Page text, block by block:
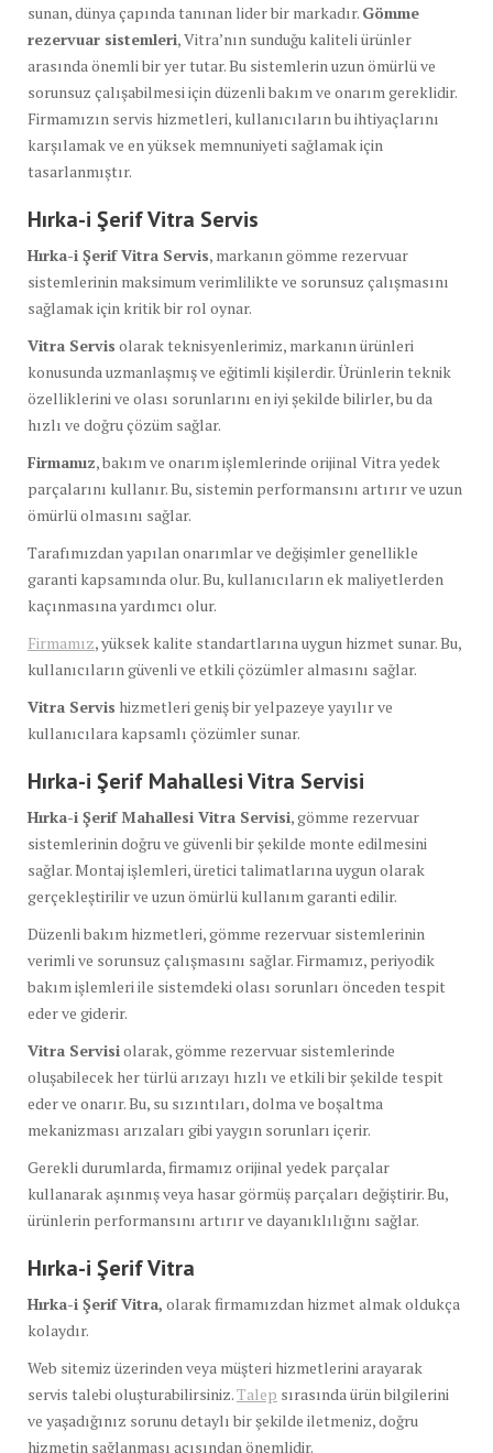
sunan, dünya çapında tanınan lider bir markadır. Gömme
rezervuar sistemleri, Vitra’nın sunduğu kaliteli ürünler
arasında önemli bir yer tutar. Bu sistemlerin uzun ömürlü ve
sorunsuz çalışabilmesi için düzenli bakım ve onarım gereklidir.
Firmamızın servis hizmetleri, kullanıcıların bu ihtiyaçlarını
karşılamak ve en yüksek memnuniyeti sağlamak için
tasarlanmıştır.
Hırka-i Şerif Vitra Servis
Hırka-i Şerif Vitra Servis, markanın gömme rezervuar
sistemlerinin maksimum verimlilikte ve sorunsuz çalışmasını
sağlamak için kritik bir rol oynar.
Vitra Servis olarak teknisyenlerimiz, markanın ürünleri
konusunda uzmanlaşmış ve eğitimli kişilerdir. Ürünlerin teknik
özelliklerini ve olası sorunlarını en iyi şekilde bilirler, bu da
hızlı ve doğru çözüm sağlar.
Firmamız, bakım ve onarım işlemlerinde orijinal Vitra yedek
parçalarını kullanır. Bu, sistemin performansını artırır ve uzun
ömürlü olmasını sağlar.
Tarafımızdan yapılan onarımlar ve değişimler genellikle
garanti kapsamında olur. Bu, kullanıcıların ek maliyetlerden
kaçınmasına yardımcı olur.
Firmamız, yüksek kalite standartlarına uygun hizmet sunar. Bu,
kullanıcıların güvenli ve etkili çözümler almasını sağlar.
Vitra Servis hizmetleri geniş bir yelpazeye yayılır ve
kullanıcılara kapsamlı çözümler sunar.
Hırka-i Şerif Mahallesi Vitra Servisi
Hırka-i Şerif Mahallesi Vitra Servisi, gömme rezervuar
sistemlerinin doğru ve güvenli bir şekilde monte edilmesini
sağlar. Montaj işlemleri, üretici talimatlarına uygun olarak
gerçekleştirilir ve uzun ömürlü kullanım garanti edilir.
Düzenli bakım hizmetleri, gömme rezervuar sistemlerinin
verimli ve sorunsuz çalışmasını sağlar. Firmamız, periyodik
bakım işlemleri ile sistemdeki olası sorunları önceden tespit
eder ve giderir.
Vitra Servisiolarak, gömme rezervuar sistemlerinde
oluşabilecek her türlü arızayı hızlı ve etkili bir şekilde tespit
eder ve onarır. Bu, su sızıntıları, dolma ve boşaltma
mekanizması arızaları gibi yaygın sorunları içerir.
Gerekli durumlarda, firmamız orijinal yedek parçalar
kullanarak aşınmış veya hasar görmüş parçaları değiştirir. Bu,
ürünlerin performansını artırır ve dayanıklılığını sağlar.
Hırka-i Şerif Vitra
Hırka-i Şerif Vitra, olarak firmamızdan hizmet almak oldukça
kolaydır.
Web sitemiz üzerinden veya müşteri hizmetlerini arayarak
servis talebi oluşturabilirsiniz.Talep sırasında ürün bilgilerini
ve yaşadığınız sorunu detaylı bir şekilde iletmeniz, doğru
hizmetin sağlanması açısından önemlidir.